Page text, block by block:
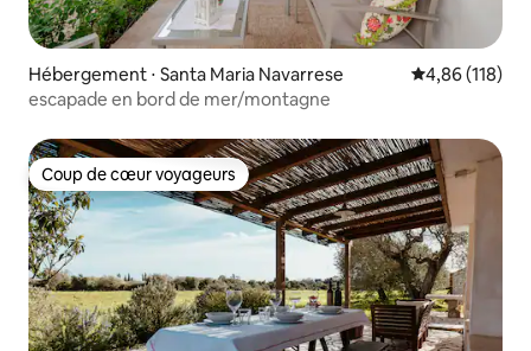
Hébergement ⋅ Santa Maria Navarrese Évaluation
4,86 (118)
escapade en bord de mer/montagne
Coup de cœur voyageurs
Coup de cœur voyageurs